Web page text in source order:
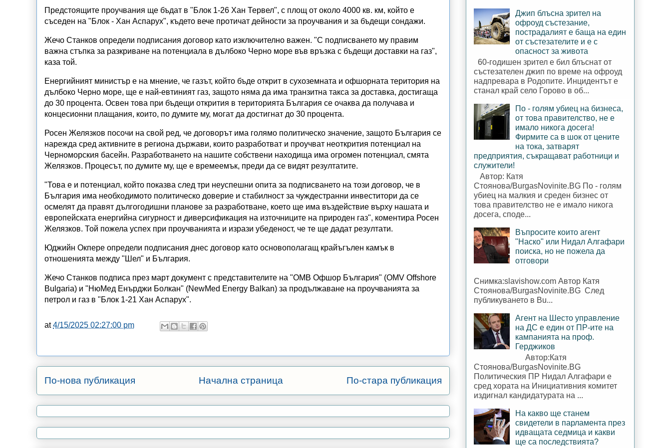
Предстоящите проучвания ще бъдат в "Блок 1-26 Хан Тервел", с площ от около 4000 кв. км, който е
съседен на "Блок - Хан Аспарух", където вече протичат дейности за проучвания и за бъдещи сондажи.
Жечо Станков определи подписания договор като изключително важен. "С подписването му правим
важна стъпка за разкриване на потенциала в дълбоко Черно море във връзка с бъдещи доставки на газ",
каза той.
Енергийният министър е на мнение, че газът, който бъде открит в сухоземната и офшорната територия на
дълбоко Черно море, ще е най-евтиният газ, защото няма да има транзитна такса за доставка, достигаща
до 30 процента. Освен това при бъдещи открития в територията България се очаква да получава и
концесионни плащания, които, по думите му, могат да достигнат до 30 процента.
Росен Желязков посочи на свой ред, че договорът има голямо политическо значение, защото България се
нарежда сред активните в региона държави, които разработват и проучват неоткрития потенциал на
Черноморския басейн. Разработването на нашите собствени находища има огромен потенциал, смята
Желязков. Процесът, по думите му, ще е времеемък, преди да се видят резултатите.
"Това е и потенциал, който показва след три неуспешни опита за подписването на този договор, че в
България има необходимото политическо доверие и стабилност за чуждестранни инвеститори да се
осмелят да правят дългогодишни планове за разработване, което ще има въздействие върху нашата и
европейската енергийна сигурност и диверсификация на източниците на природен газ", коментира Росен
Желязков. Той пожела успех при проучванията и изрази убеденост, че те ще дадат резултати.
Юджийн Окпере определи подписания днес договор като основополагащ крайъгълен камък в
отношенията между "Шел" и България.
Жечо Станков подписа през март документ с представителите на "ОМВ Офшор България" (OMV Offshore
Bulgaria) и "НюМед Енърджи Болкан" (NewMed Energy Balkan) за продължаване на проучванията за
петрол и газ в "Блок 1-21 Хан Аспарух".
at4/15/2025 02:27:00 pm
По-нова публикация По-стара публикация
Начална страница
Джип блъсна зрител на
офроуд състезание,
пострадалият е баща на един
от състезателите и е с
опасност за живота
60-годишен зрител е бил блъснат от
състезателен джип по време на офроуд
надпревара в Родопите. Инцидентът е
станал край село Горово в об...
По - голям убиец на бизнеса,
от това правителство, не е
имало никога досега!
Фирмите са в шок от цените
на тока, затварят
предприятия, съкращават работници и
служители!
Автор: Катя
Стоянова/BurgasNovinite.BG По - голям
убиец на малкия и среден бизнес от
това правителство не е имало никога
досега, споде...
Въпросите които агент
"Наско" или Нидал Алгафари
поиска, но не пожела да
отговори
Снимка:slavishow.com Автор Катя
Стоянова/BurgasNovinite.BG След
публикуването в Bu...
Агент на Шесто управление
на ДС е един от ПР-ите на
кампанията на проф.
Герджиков
Автор:Катя
Стоянова/BurgasNovinite.BG
Политическия ПР Нидал Алгафари е
сред хората на Инициативния комитет
издигнал кандидатурата на ...
На какво ще станем
свидетели в парламента през
идващата седмица и какви
ще са последствията?